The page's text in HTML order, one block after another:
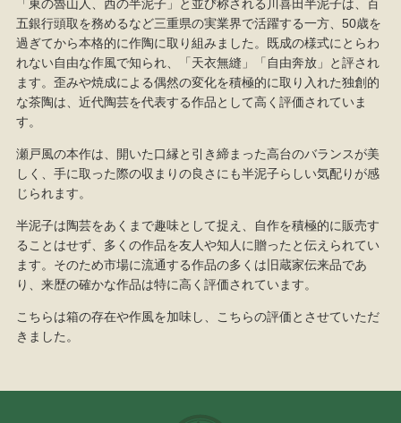
「東の魯山人、西の半泥子」と並び称される川喜田半泥子は、百
五銀行頭取を務めるなど三重県の実業界で活躍する一方、50歳を
過ぎてから本格的に作陶に取り組みました。既成の様式にとらわ
れない自由な作風で知られ、「天衣無縫」「自由奔放」と評され
ます。歪みや焼成による偶然の変化を積極的に取り入れた独創的
な茶陶は、近代陶芸を代表する作品として高く評価されていま
す。
瀬戸風の本作は、開いた口縁と引き締まった高台のバランスが美
しく、手に取った際の収まりの良さにも半泥子らしい気配りが感
じられます。
半泥子は陶芸をあくまで趣味として捉え、自作を積極的に販売す
ることはせず、多くの作品を友人や知人に贈ったと伝えられてい
ます。そのため市場に流通する作品の多くは旧蔵家伝来品であ
り、来歴の確かな作品は特に高く評価されています。
こちらは箱の存在や作風を加味し、こちらの評価とさせていただ
きました。